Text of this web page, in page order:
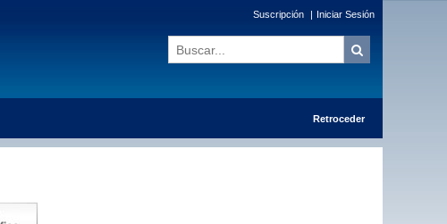
Suscripción | Iniciar Sesión
Retroceder